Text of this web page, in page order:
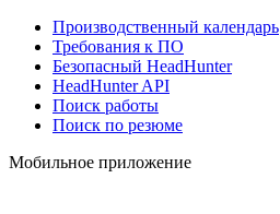
Производственный календарь
Требования к ПО
Безопасный HeadHunter
HeadHunter API
Поиск работы
Поиск по резюме
Мобильное приложение